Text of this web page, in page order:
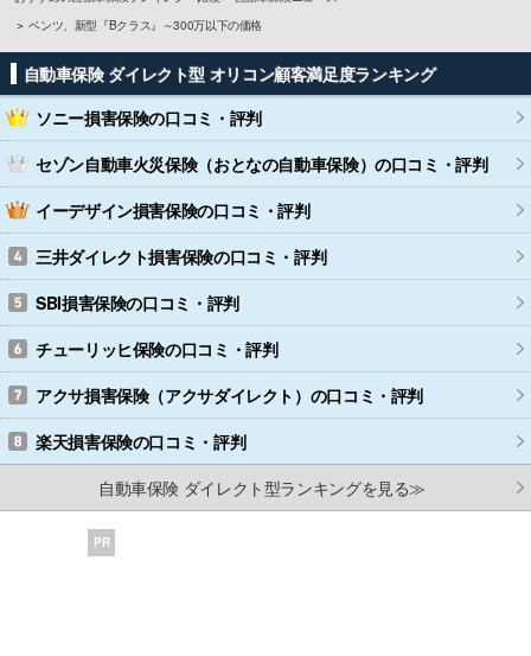
ベンツ、新型『Bクラス』～300万以下の価格
自動車保険 ダイレクト型 オリコン顧客満足度ランキング
ソニー損害保険の口コミ・評判
セゾン自動車火災保険（おとなの自動車保険）の口コミ・評判
イーデザイン損害保険の口コミ・評判
三井ダイレクト損害保険の口コミ・評判
SBI損害保険の口コミ・評判
チューリッヒ保険の口コミ・評判
アクサ損害保険（アクサダイレクト） の口コミ・評判
楽天損害保険の口コミ・評判
自動車保険 ダイレクト型ランキングを見る≫
PR